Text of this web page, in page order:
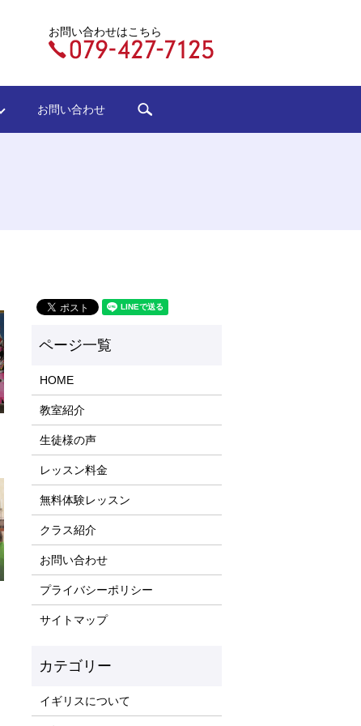
お問い合わせはこちら
お問い合わせ
HOME
教室紹介
生徒様の声
レッスン料金
無料体験レッスン
クラス紹介
お問い合わせ
プライバシーポリシー
サイトマップ
イギリスについて